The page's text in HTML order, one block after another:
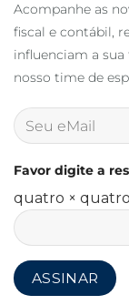
Acompanhe as
fiscal e contábil,
influenciam a
nosso time de
Favor digite a
quatro ×